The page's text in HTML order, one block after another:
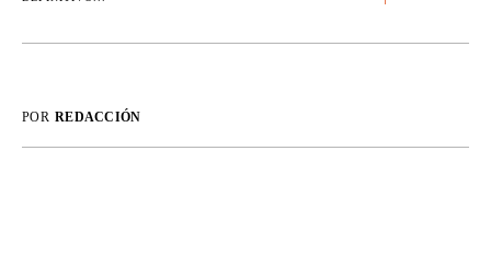
POR REDACCIÓN